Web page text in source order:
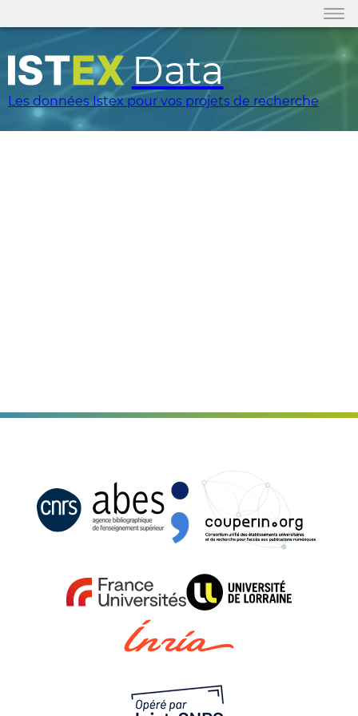
Data
Les données Istex pour vos projets de recherche